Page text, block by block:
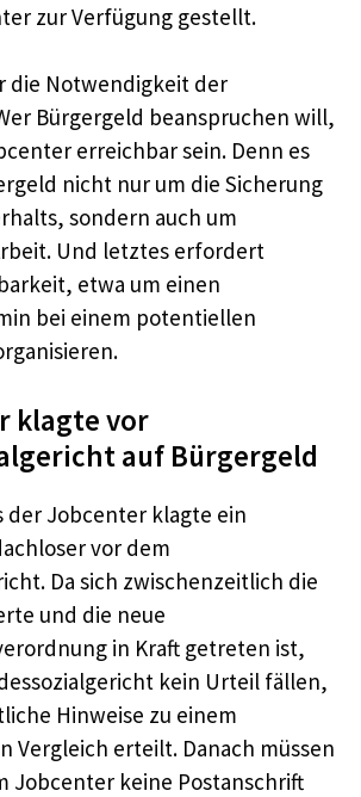
zur Verfügung gestellt.
die Notwendigkeit der
Bürgergeld beanspruchen will,
erreichbar sein. Denn es
nicht nur um die Sicherung
sondern auch um
Und letztes erfordert
etwa um einen
bei einem potentiellen
klagte vor
auf Bürgergeld
der Jobcenter klagte ein
vor dem
Da sich zwischenzeitlich die
und die neue
in Kraft getreten ist,
kein Urteil fällen,
Hinweise zu einem
Vergleich erteilt. Danach müssen
Jobcenter keine Postanschrift